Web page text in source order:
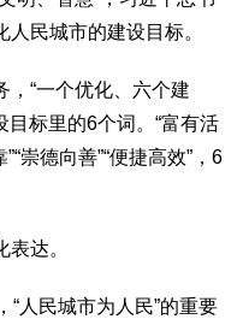
民城市的建设目标。
“一个优化、六个建
目标里的6个词。“富有活
崇德向善”“便捷高效”，6
达。
民城市为人民”的重要